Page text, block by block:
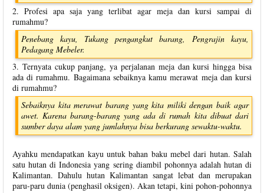
2. Profesi apa saja yang terlibat agar meja dan kursi sampai di
rumahmu?
Penebang kayu, Tukang pengangkut barang, Pengrajin kayu,
Pedagang Mebeler.
3. Ternyata cukup panjang, ya perjalanan meja dan kursi hingga bisa
ada di rumahmu. Bagaimana sebaiknya kamu merawat meja dan kursi
di rumahmu?
Sebaiknya kita merawat barang yang kita miliki dengan baik agar
awet. Karena barang-barang yang ada di rumah kita dibuat dari
sumber daya alam yang jumlahnya bisa berkurang sewaktu-waktu.
Ayahku mendapatkan kayu untuk bahan baku mebel dari hutan. Salah
satu hutan di Indonesia yang sering diambil pohonnya adalah hutan di
Kalimantan. Dahulu hutan Kalimantan sangat lebat dan merupakan
paru-paru dunia (penghasil oksigen). Akan tetapi, kini pohon-pohonnya